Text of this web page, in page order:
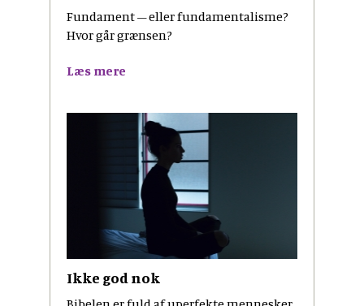
Fundament – eller fundamentalisme?
Hvor går grænsen?
Læs mere
Ikke god nok